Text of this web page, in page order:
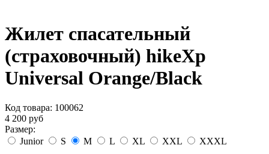
Жилет спасательный
(страховочный) hikeXp
Universal Orange/Black
Код товара: 100062
4 200 руб
Размер:
Junior
S M L XL XXL
XXXL